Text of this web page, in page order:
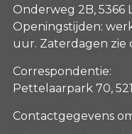
Onderweg 2B, 5366
Openingstijden:
uur. Zaterdagen zie
Correspondentie:
Pettelaarpark 70,
Contactgegevens